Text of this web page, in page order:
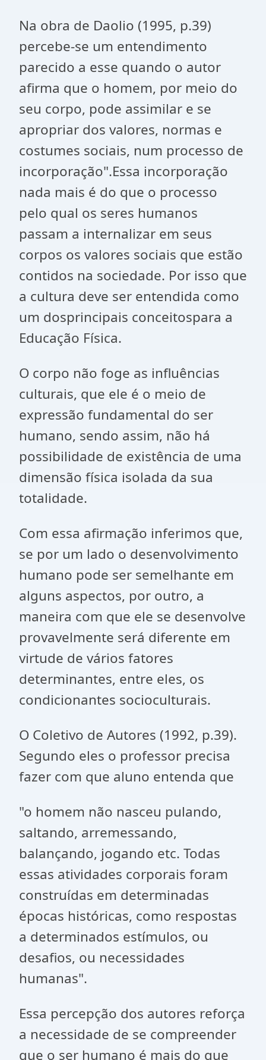
Na obra de Daolio (1995, p.39)
percebe-se um entendimento
parecido a esse quando o autor
afirma que o homem, por meio do
seu corpo, pode assimilar e se
apropriar dos valores, normas e
costumes sociais, num processo de
incorporação".Essa incorporação
nada mais é do que o processo
pelo qual os seres humanos
passam a internalizar em seus
corpos os valores sociais que estão
contidos na sociedade. Por isso que
a cultura deve ser entendida como
um dosprincipais conceitospara a
Educação Física.
O corpo não foge as influências
culturais, que ele é o meio de
expressão fundamental do ser
humano, sendo assim, não há
possibilidade de existência de uma
dimensão física isolada da sua
totalidade.
Com essa afirmação inferimos que,
se por um lado o desenvolvimento
humano pode ser semelhante em
alguns aspectos, por outro, a
maneira com que ele se desenvolve
provavelmente será diferente em
virtude de vários fatores
determinantes, entre eles, os
condicionantes socioculturais.
O Coletivo de Autores (1992, p.39).
Segundo eles o professor precisa
fazer com que aluno entenda que
"o homem não nasceu pulando,
saltando, arremessando,
balançando, jogando etc. Todas
essas atividades corporais foram
construídas em determinadas
épocas históricas, como respostas
a determinados estímulos, ou
desafios, ou necessidades
humanas".
Essa percepção dos autores reforça
a necessidade de se compreender
que o ser humano é mais do que